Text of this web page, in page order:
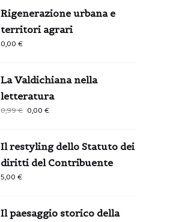
Rigenerazione urbana e
territori agrari
0,00€
La Valdichiana nella
letteratura
0,99€
era:
0,99 €.
0,00€
è:
0,00 €.
Il restyling dello Statuto dei
diritti del Contribuente
5,00€
Il paesaggio storico della